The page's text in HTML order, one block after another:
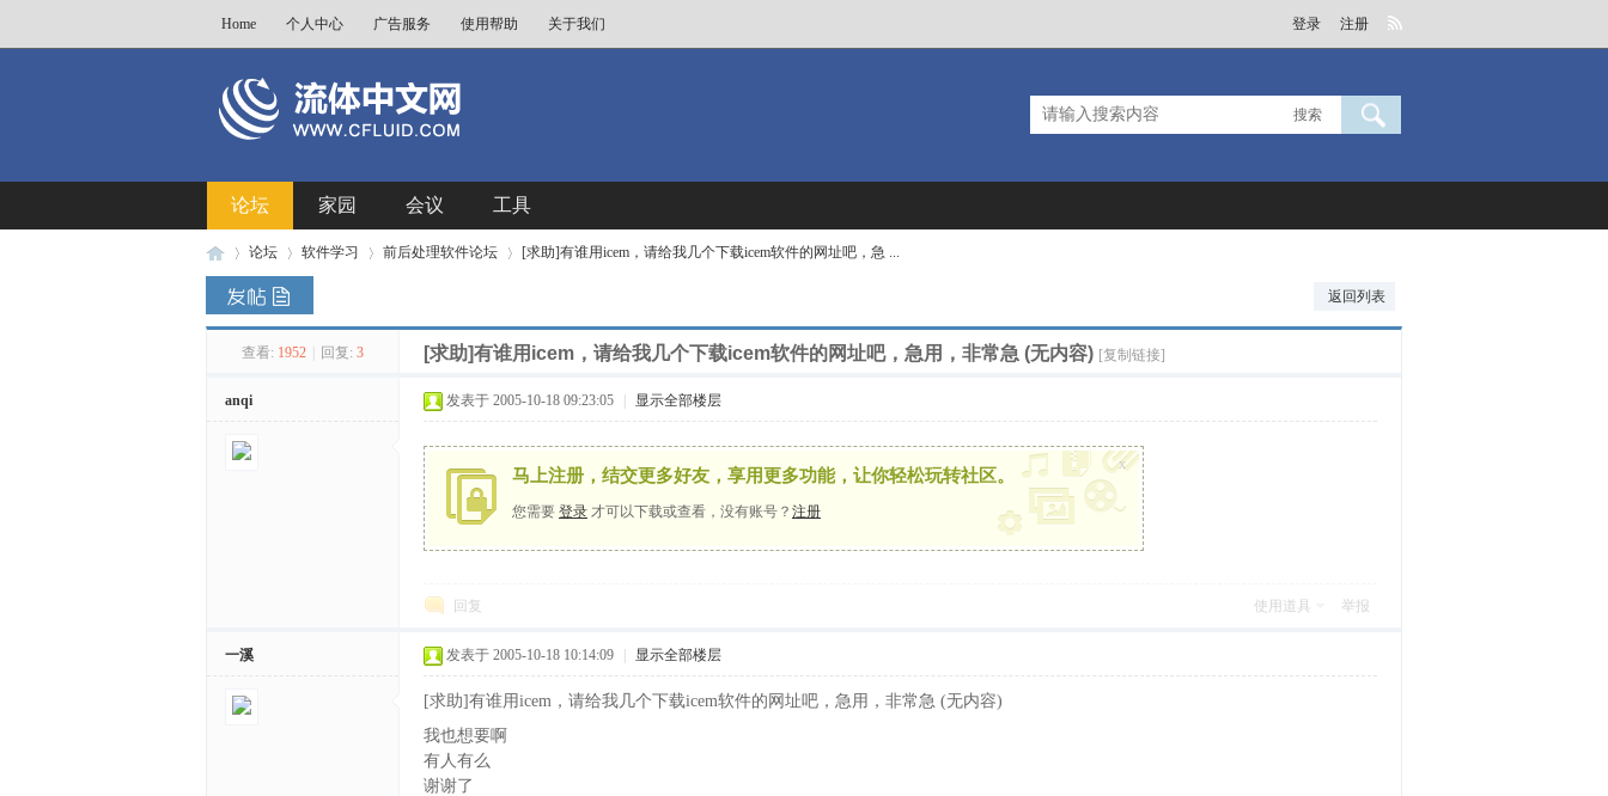
Home 个人中心 广告服务 使用帮助 关于我们 登录 注册
搜索
论坛 家园 会议 工具
论坛
›
软件学习
›
前后处理软件论坛
›
[求助]有谁用icem，请给我几个下载icem软件的网址吧，急 ...
返回列表
查看: 1952 回复: 3 [求助]有谁用icem，请给我几个下载icem软件的网址吧，急用，非常急 (无内容) [复制链接]
anqi 发表于 2005-10-18 09:23:05 显示全部楼层
马上注册，结交更多好友，享用更多功能，让你轻松玩转社区。
您需要 登录 才可以下载或查看，没有账号？ 注册
x
回复 使用道具 举报
一溪 发表于 2005-10-18 10:14:09 显示全部楼层
[求助]有谁用icem，请给我几个下载icem软件的网址吧，急用，非常急 (无内容)
我也想要啊
有人有么
谢谢了